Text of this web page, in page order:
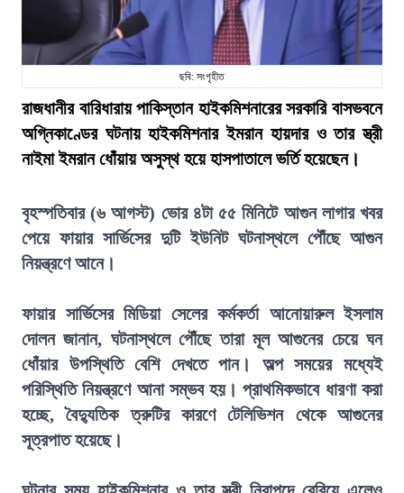
ছবি: সংগৃহীত
রাজধানীর বারিধারায় পাকিস্তান হাইকমিশনারের সরকারি বাসভবনে
অগ্নিকাণ্ডের ঘটনায় হাইকমিশনার ইমরান হায়দার ও তার স্ত্রী
নাইমা ইমরান ধোঁয়ায় অসুস্থ হয়ে হাসপাতালে ভর্তি হয়েছেন।
বৃহস্পতিবার (৬ আগস্ট) ভোর ৪টা ৫৫ মিনিটে আগুন লাগার খবর
পেয়ে ফায়ার সার্ভিসের দুটি ইউনিট ঘটনাস্থলে পৌঁছে আগুন
নিয়ন্ত্রণে আনে।
ফায়ার সার্ভিসের মিডিয়া সেলের কর্মকর্তা আনোয়ারুল ইসলাম
দোলন জানান, ঘটনাস্থলে পৌঁছে তারা মূল আগুনের চেয়ে ঘন
ধোঁয়ার উপস্থিতি বেশি দেখতে পান। অল্প সময়ের মধ্যেই
পরিস্থিতি নিয়ন্ত্রণে আনা সম্ভব হয়। প্রাথমিকভাবে ধারণা করা
হচ্ছে, বৈদ্যুতিক ত্রুটির কারণে টেলিভিশন থেকে আগুনের
সূত্রপাত হয়েছে।